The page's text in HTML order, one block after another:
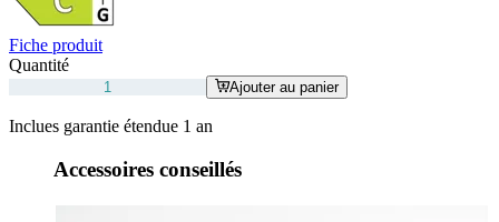
Fiche produit
Quantité
Ajouter au panier
Inclues garantie étendue 1 an
Accessoires conseillés